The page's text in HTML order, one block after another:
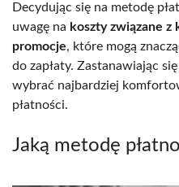
Decydując się na metodę
uwagę na koszty związane z
promocje, które mogą
do zapłaty. Zastanawiając
wybrać najbardziej
płatności.
Jaką metodę